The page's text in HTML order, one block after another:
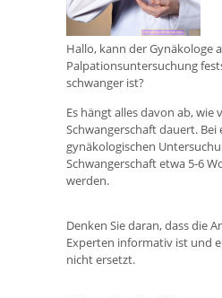
Hallo, kann der Gynäkologe
Palpationsuntersuchung
schwanger ist?
Es hängt alles davon ab, wie
Schwangerschaft dauert. Bei
gynäkologischen
Schwangerschaft etwa 5-6
werden.
Denken Sie daran, dass die
Experten informativ ist und
nicht ersetzt.